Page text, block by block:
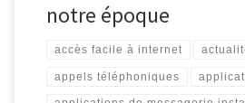
notre époque
accès facile à internet
appels téléphoniques